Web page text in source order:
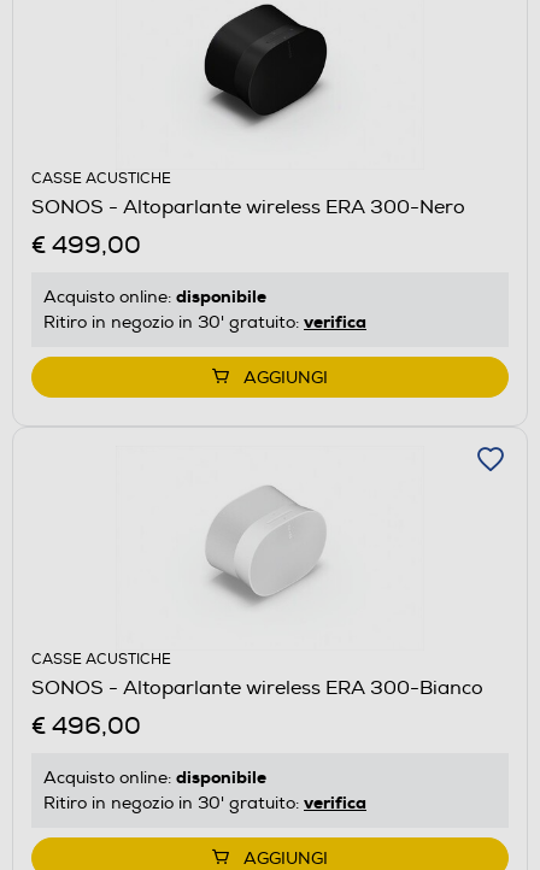
CASSE ACUSTICHE
SONOS - Altoparlante wireless ERA 300-Nero
€ 499,00
Acquisto online: disponibile
Ritiro in negozio in 30' gratuito: verifica
AGGIUNGI
CASSE ACUSTICHE
SONOS - Altoparlante wireless ERA 300-Bianco
€ 496,00
Acquisto online: disponibile
Ritiro in negozio in 30' gratuito: verifica
AGGIUNGI